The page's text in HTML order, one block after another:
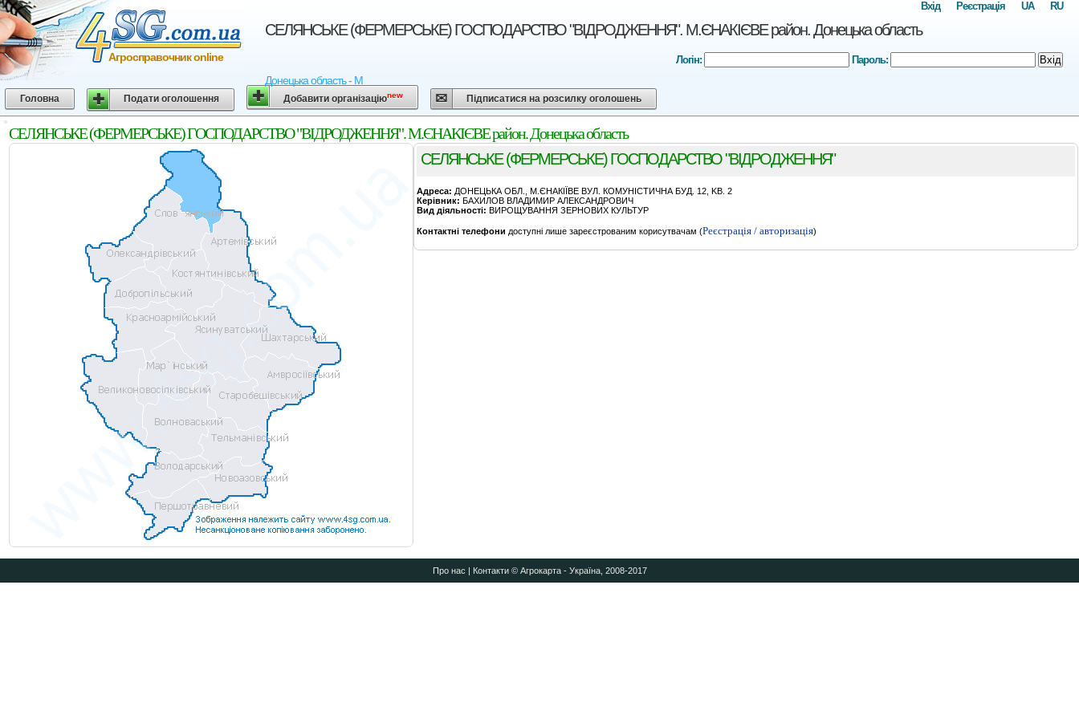
СЕЛЯНСЬКЕ (ФЕРМЕРСЬКЕ) ГОСПОДАРСТВО "ВІДРОДЖЕННЯ". М.ЄНАКІЄВЕ район. Донецька область
Донецька область - М
Агросправочник online
RU
UA
Реєстрація
Вхід
Логін: Пароль: Вхід
Головна Подати оголошення Добавити організаціюnew Підписатися на розсилку оголошень
СЕЛЯНСЬКЕ (ФЕРМЕРСЬКЕ) ГОСПОДАРСТВО "ВІДРОДЖЕННЯ". М.ЄНАКІЄВЕ район. Донецька область
СЕЛЯНСЬКЕ (ФЕРМЕРСЬКЕ) ГОСПОДАРСТВО "ВІДРОДЖЕННЯ"
Адреса: ДОНЕЦЬКА ОБЛ., М.ЄНАКІЇВЕ ВУЛ. КОМУНІСТИЧНА БУД. 12, KB. 2
Керівник: БАХИЛОВ ВЛАДИМИР АЛЕКСАНДРОВИЧ
Вид діяльності: ВИРОЩУВАННЯ ЗЕРНОВИХ КУЛЬТУР
Контактні телефони доступні лише зареєстрованим корисутвачам (Реєстрація / авторизація)
Про нас | Контакти© Агрокарта - Україна, 2008-2017